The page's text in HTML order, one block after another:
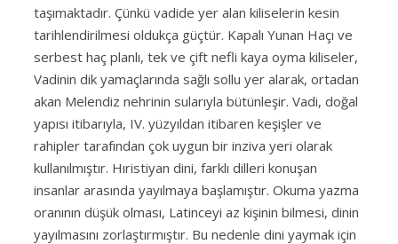
taşımaktadır. Çünkü vadide yer alan kiliselerin kesin
tarihlendirilmesi oldukça güçtür. Kapalı Yunan Haçı ve
serbest haç planlı, tek ve çift nefli kaya oyma kiliseler,
Vadinin dik yamaçlarında sağlı sollu yer alarak, ortadan
akan Melendiz nehrinin sularıyla bütünleşir. Vadi, doğal
yapısı itibarıyla, IV. yüzyıldan itibaren keşişler ve
rahipler tarafından çok uygun bir inziva yeri olarak
kullanılmıştır. Hıristiyan dini, farklı dilleri konuşan
insanlar arasında yayılmaya başlamıştır. Okuma yazma
oranının düşük olması, Latinceyi az kişinin bilmesi, dinin
yayılmasını zorlaştırmıştır. Bu nedenle dini yaymak için